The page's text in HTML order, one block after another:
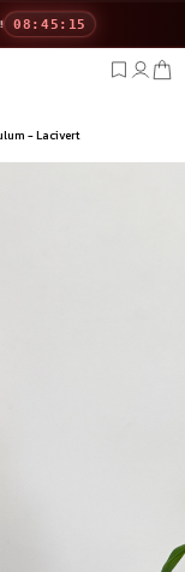
08:45:15
- Lacivert